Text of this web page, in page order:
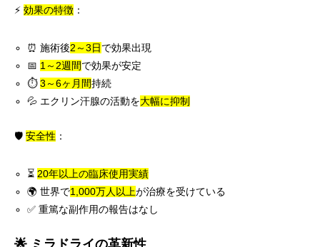
⚡ 効果の特徴 ：
⏰ 施術後2～3日で効果出現
📅 1～2週間で効果が安定
⏱️3～6ヶ月間持続
💦 エクリン汗腺の活動を大幅に抑制
🛡️ 安全性 ：
⏳ 20年以上の臨床使用実績
🌍 世界で1,000万人以上が治療を受けている
✅ 重篤な副作用の報告はなし
🌟 ミラドライの革新性